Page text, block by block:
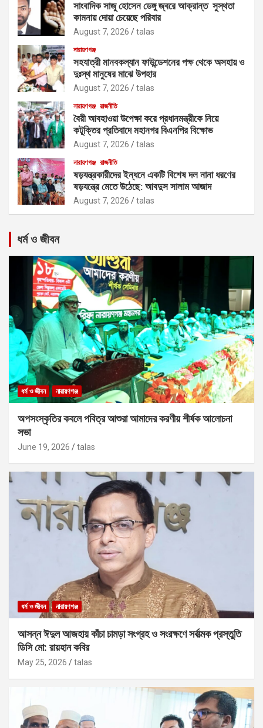
সাংবাদিক সাজু হোসেন ডেঙ্গু জ্বরে আক্রান্ত সুস্থতা
কামনায় দোয়া চেয়েছে পরিবার
August 7, 2026 talas
নারায়ণগঞ্জ
সহযাত্রী মানবকল্যান ফাউন্ডেশনের পক্ষ থেকে অসহায় ও
দুঃস্থ মানুষের মাঝে উপহার
August 7, 2026 talas
নারায়ণগঞ্জ রাজনীতি
বৈরী আবহাওয়া উপেক্ষা করে প্রধানমন্ত্রীকে নিয়ে
কটূক্তির প্রতিবাদে মহানগর বিএনপির বিক্ষোভ
August 7, 2026 talas
নারায়ণগঞ্জ রাজনীতি
ষড়যন্ত্রকারীদের ইন্ধনে একটি বিশেষ দল নানা ধরণের
ষড়যন্ত্রে মেতে উঠেছে: আবদুস সালাম আজাদ
August 7, 2026 talas
ধর্ম ও জীবন
ধর্ম ও জীবন নারায়ণগঞ্জ
অপসংস্কৃতির কবলে পবিত্র আশুরা আমাদের করণীয় শীর্ষক আলোচনা
সভা
June 19, 2026 talas
ধর্ম ও জীবন নারায়ণগঞ্জ
আসন্ন ঈদুল আজহায় কাঁচা চামড়া সংগ্রহ ও সংরক্ষণে সর্বাত্মক প্রস্তুতি
ডিসি মো: রায়হান কবির
May 25, 2026 talas